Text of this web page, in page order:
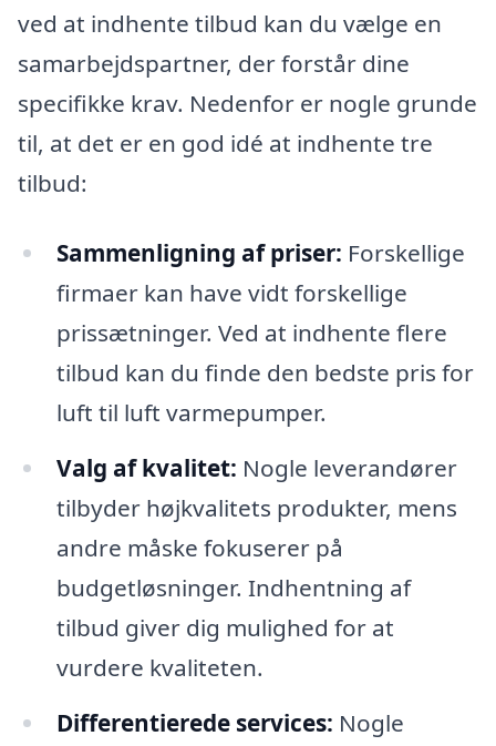
ved at indhente tilbud kan du vælge en
samarbejdspartner, der forstår dine
specifikke krav. Nedenfor er nogle grunde
til, at det er en god idé at indhente tre
tilbud:
Sammenligning af priser: Forskellige
firmaer kan have vidt forskellige
prissætninger. Ved at indhente flere
tilbud kan du finde den bedste pris for
luft til luft varmepumper.
Valg af kvalitet: Nogle leverandører
tilbyder højkvalitets produkter, mens
andre måske fokuserer på
budgetløsninger. Indhentning af
tilbud giver dig mulighed for at
vurdere kvaliteten.
Differentierede services: Nogle